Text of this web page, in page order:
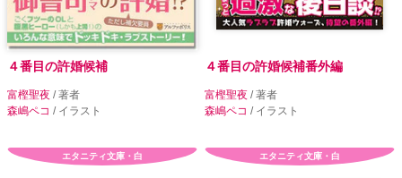
４番目の許婚候補
富樫聖夜 / 著者
森嶋ペコ / イラスト
４番目の許婚候補番外編
富樫聖夜 / 著者
森嶋ペコ / イラスト
エタニティ文庫・白 エタニティ文庫・白